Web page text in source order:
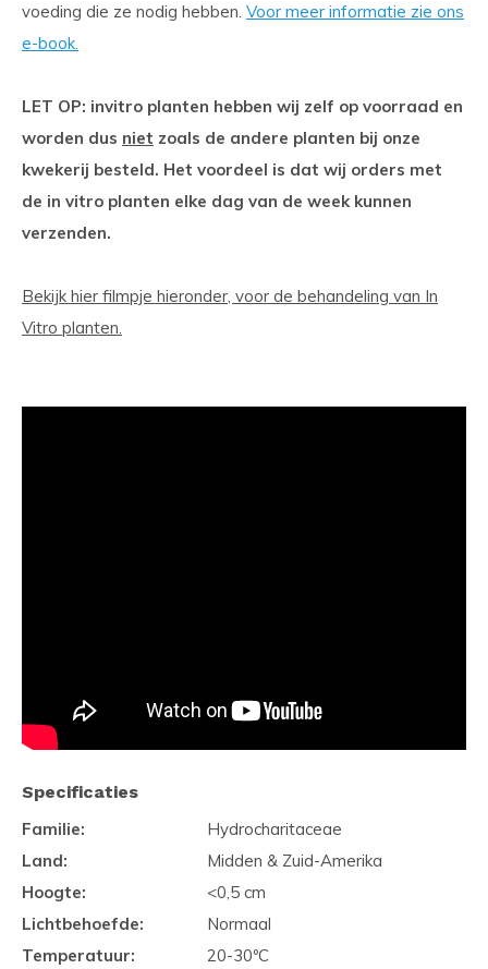
voeding die ze nodig hebben. Voor meer informatie zie ons
e-book.
LET OP: invitro planten hebben wij zelf op voorraad en
worden dus niet zoals de andere planten bij onze
kwekerij besteld. Het voordeel is dat wij orders met
de in vitro planten elke dag van de week kunnen
verzenden.
Bekijk hier filmpje hieronder, voor de behandeling van In
Vitro planten.
Specificaties
Familie:
Hydrocharitaceae
Land:
Midden & Zuid-Amerika
Hoogte:
<0,5 cm
Lichtbehoefde:
Normaal
Temperatuur:
20-30ºC